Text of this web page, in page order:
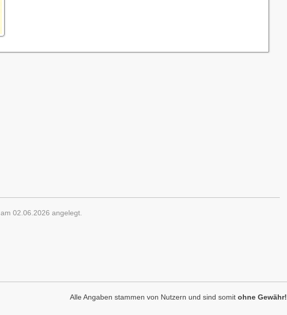
am 02.06.2026 angelegt.
Alle Angaben stammen von Nutzern und sind somit ohne Gewähr!